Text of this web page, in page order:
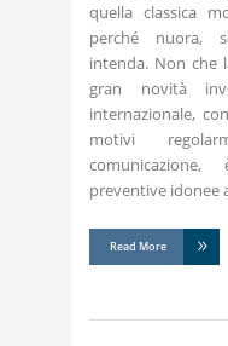
quella classica
perché nuora,
intenda. Non che
gran novità
internazionale,
motivi
preventive idonee
Read More